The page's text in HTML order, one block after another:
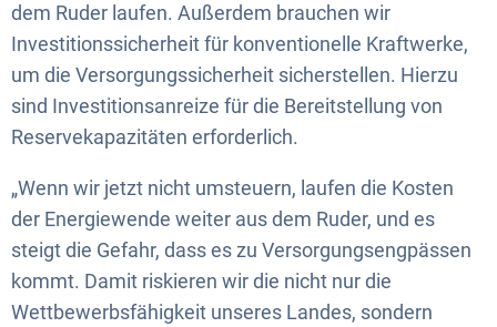
dem Ruder laufen. Außerdem brauchen wir
Investitionssicherheit für konventionelle Kraftwerke,
um die Versorgungssicherheit sicherstellen. Hierzu
sind Investitionsanreize für die Bereitstellung von
Reservekapazitäten erforderlich.
„Wenn wir jetzt nicht umsteuern, laufen die Kosten
der Energiewende weiter aus dem Ruder, und es
steigt die Gefahr, dass es zu Versorgungsengpässen
kommt. Damit riskieren wir die nicht nur die
Wettbewerbsfähigkeit unseres Landes, sondern